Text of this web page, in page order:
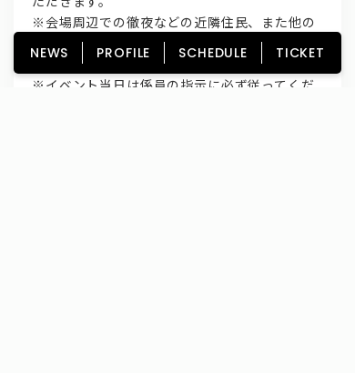
※会場周辺での徹夜などの近隣住民、また他の
お客様に怪我をさせてしまう可能性のある危険
な行為は禁止させていただきます。
※イベント当日は係員の指示に必ず従ってくだ
NEWS PROFILE SCHEDULE TICKET